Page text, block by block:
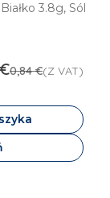
3.8g, Sól
€0,84€(Z VAT)